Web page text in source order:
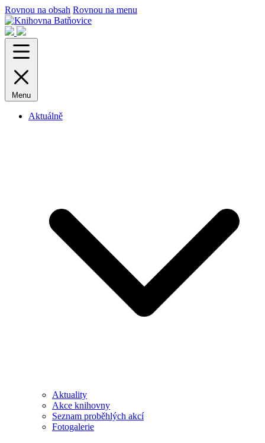
Rovnou na obsah Rovnou na menu
Menu
Aktuálně
Aktuality
Akce knihovny
Seznam proběhlých akcí
Fotogalerie